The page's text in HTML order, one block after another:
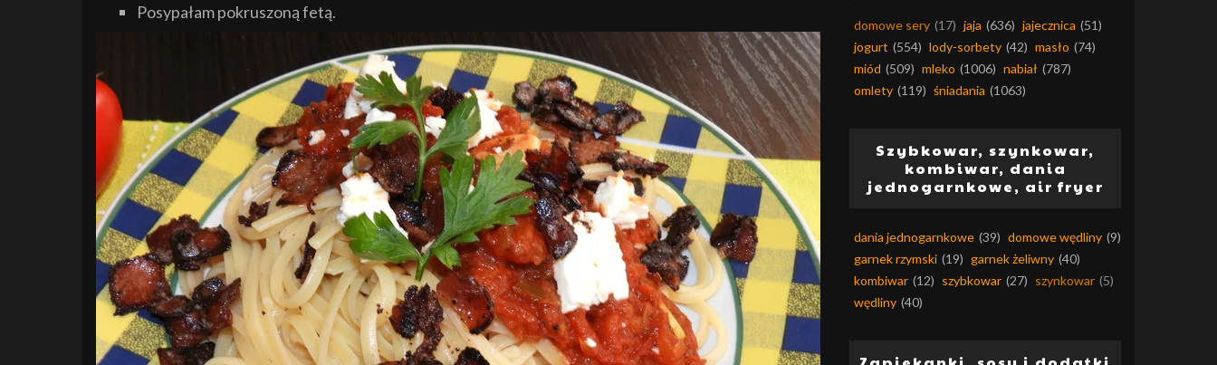
Posypałam pokruszoną fetą.
domowe sery (17) jaja (636) jajecznica (51)
jogurt (554) lody-sorbety (42) masło (74)
miód (509) mleko (1006) nabiał (787)
omlety (119) śniadania (1063)
Szybkowar, szynkowar,
kombiwar, dania
jednogarnkowe, air fryer
dania jednogarnkowe (39) domowe wędliny (9)
garnek rzymski (19) garnek żeliwny (40)
kombiwar (12) szybkowar (27) szynkowar (5)
wędliny (40)